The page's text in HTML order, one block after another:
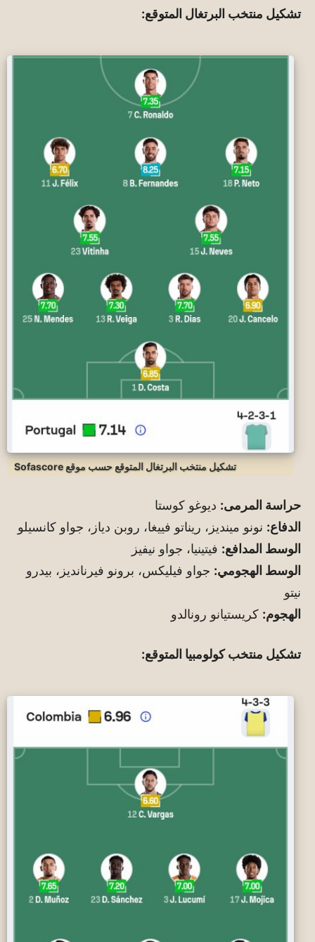
تشكيل منتخب البرتغال المتوقع:
تشكيل منتخب البرتغال المتوقع حسب موقع Sofascore
حراسة المرمى: ديوغو كوستا
الدفاع: نونو مينديز، ريناتو فييغا، روبن دياز، جواو كانسيلو
الوسط المدافع: فيتينيا، جواو نيفيز
الوسط الهجومي: جواو فيليكس، برونو فيرنانديز، بيدرو
نيتو
الهجوم: كريستيانو رونالدو
تشكيل منتخب كولومبيا المتوقع: